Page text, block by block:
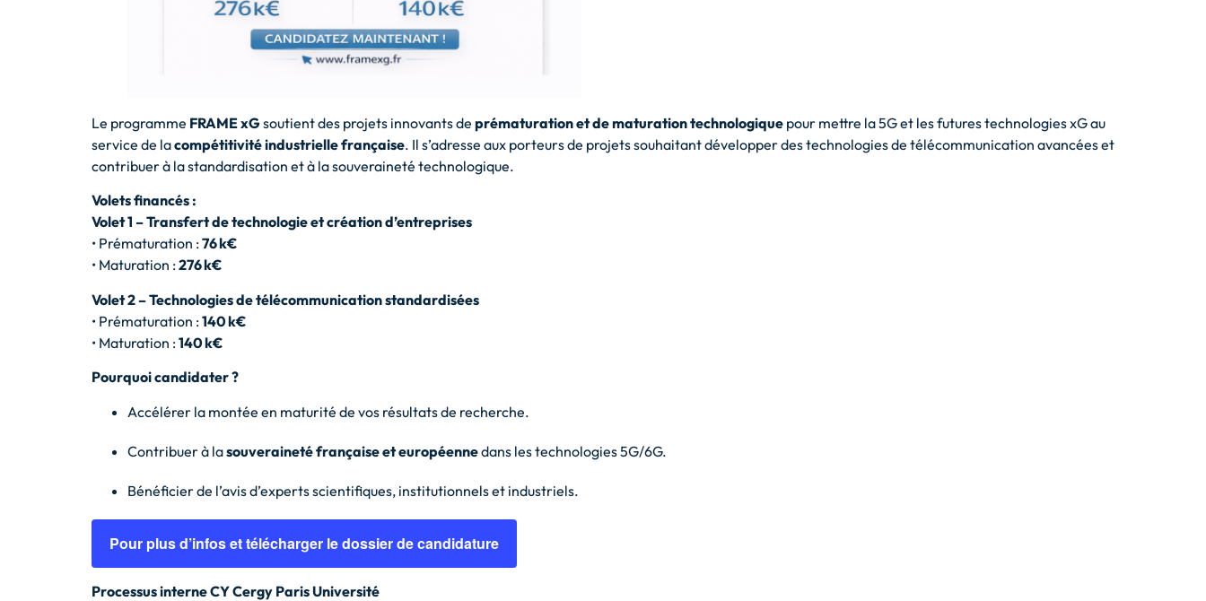
Le programme FRAME xG soutient des projets innovants de prématuration et de maturation technologique pour mettre la 5G et les futures technologies xG au
service de lacompétitivité industrielle française. Il s’adresse aux porteurs de projets souhaitant développer des technologies de télécommunication avancées et
contribuer à la standardisation et à la souveraineté technologique.
Volets financés :
Volet 1 – Transfert de technologie et création d’entreprises
• Prématuration :76 k€
• Maturation :276 k€
Volet 2 – Technologies de télécommunication standardisées
• Prématuration :140 k€
• Maturation :140 k€
Pourquoi candidater ?
Accélérer la montée en maturité de vos résultats de recherche.
Contribuer à lasouveraineté française et européennedans les technologies 5G/6G.
Bénéficier de l’avis d’experts scientifiques, institutionnels et industriels.
Pour plus d’infos et télécharger le dossier de candidature
Processus interne CY Cergy Paris Université